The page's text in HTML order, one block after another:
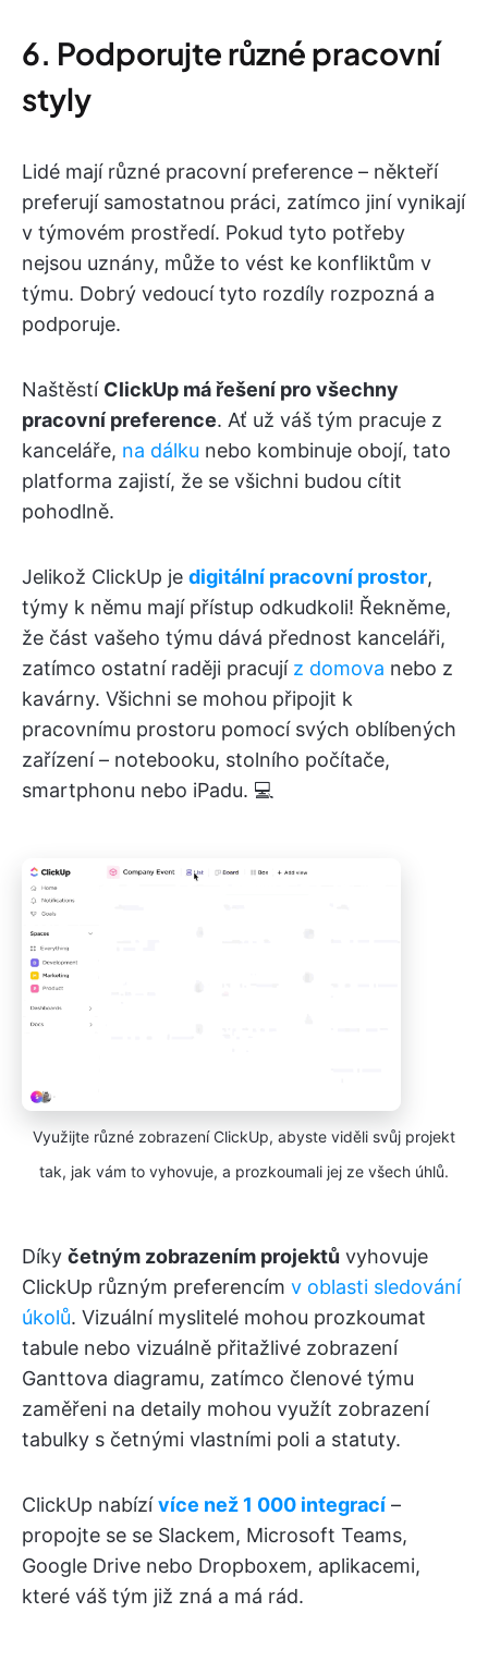
6. Podporujte různé pracovní
styly
Lidé mají různé pracovní preference – někteří
preferují samostatnou práci, zatímco jiní vynikají
v týmovém prostředí. Pokud tyto potřeby
nejsou uznány, může to vést ke konfliktům v
týmu. Dobrý vedoucí tyto rozdíly rozpozná a
podporuje.
Naštěstí ClickUp má řešení pro všechny
pracovní preference. Ať už váš tým pracuje z
kanceláře, na dálku nebo kombinuje obojí, tato
platforma zajistí, že se všichni budou cítit
pohodlně.
Jelikož ClickUp je digitální pracovní prostor,
týmy k němu mají přístup odkudkoli! Řekněme,
že část vašeho týmu dává přednost kanceláři,
zatímco ostatní raději pracují z domova nebo z
kavárny. Všichni se mohou připojit k
pracovnímu prostoru pomocí svých oblíbených
zařízení – notebooku, stolního počítače,
smartphonu nebo iPadu. 💻
Využijte různé zobrazení ClickUp, abyste viděli svůj projekt
tak, jak vám to vyhovuje, a prozkoumali jej ze všech úhlů.
Díky četným zobrazením projektů vyhovuje
ClickUp různým preferencím v oblasti sledování
úkolů. Vizuální myslitelé mohou prozkoumat
tabule nebo vizuálně přitažlivé zobrazení
Ganttova diagramu, zatímco členové týmu
zaměřeni na detaily mohou využít zobrazení
tabulky s četnými vlastními poli a statuty.
ClickUp nabízívíce než 1 000 integrací –
propojte se se Slackem, Microsoft Teams,
Google Drive nebo Dropboxem, aplikacemi,
které váš tým již zná a má rád.